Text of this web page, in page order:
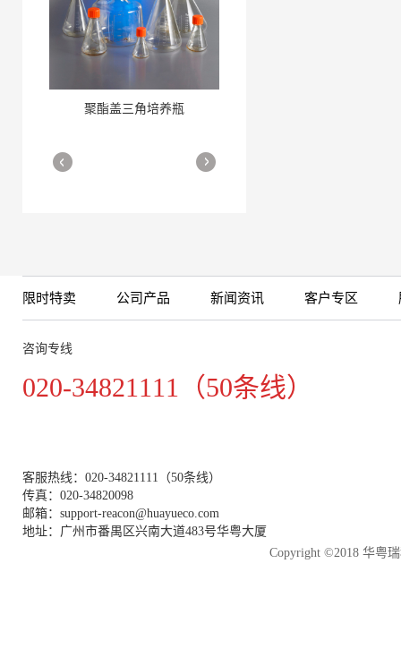
聚酯盖三角培养瓶
细胞培养瓶
More
限时特卖 公司产品 新闻资讯 客户专区
咨询专线
020-34821111（50条线）
客服热线：020-34821111（50条线）
传真：020-34820098
邮箱：support-reacon@huayueco.com
地址：广州市番禺区兴南大道483号华粤大厦
Copyright ©2018 华粤